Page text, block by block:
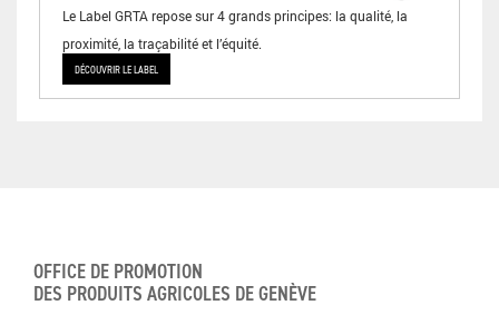
Le Label GRTA repose sur 4 grands principes: la qualité, la
proximité, la traçabilité et l’équité.
DÉCOUVRIR LE LABEL
OFFICE DE PROMOTION
DES PRODUITS AGRICOLES DE GENÈVE